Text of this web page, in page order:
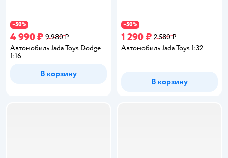
−50%
4 990 ₽ 9 980 ₽
Автомобиль Jada Toys Dodge
1:16
В корзину
−50%
1 290 ₽ 2 580 ₽
Автомобиль Jada Toys 1:32
В корзину